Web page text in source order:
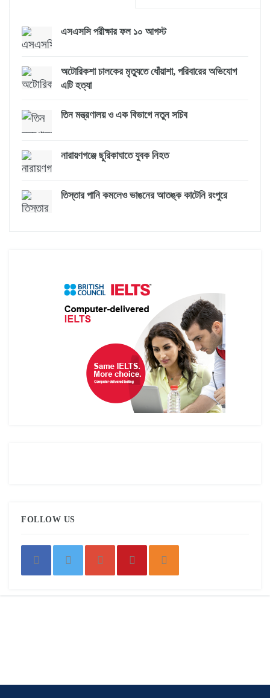
এসএসসি পরীক্ষার ফল ১০ আগস্ট
অটোরিকশা চালকের মৃত্যুতে ধোঁয়াশা, পরিবারের অভিযোগ
এটি হত্যা
তিন মন্ত্রণালয় ও এক বিভাগে নতুন সচিব
নারায়ণগঞ্জে ছুরিকাঘাতে যুবক নিহত
তিস্তার পানি কমলেও ভাঙনের আতঙ্ক কাটেনি রংপুরে
FOLLOW US